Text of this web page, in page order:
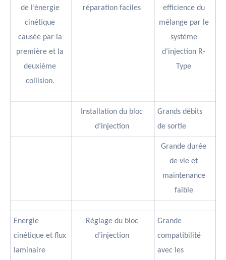
de l’énergie
cinétique
causée par la
première et la
deuxième
collision.
réparation faciles
efficience du
mélange par le
système
d’injection R-
Type
Installation du bloc
d’injection
Grands débits
de sortie
Grande durée
de vie et
maintenance
faible
Energie
cinétique et flux
laminaire
Réglage du bloc
d’injection
Grande
compatibilité
avec les